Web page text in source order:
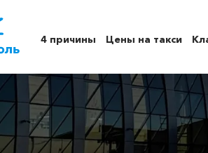
4 причины Цены на такси